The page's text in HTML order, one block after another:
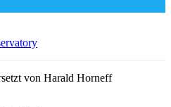
von Harald Horneff